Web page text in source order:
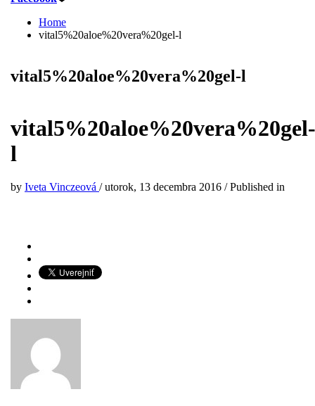
Home
vital5%20aloe%20vera%20gel-l
vital5%20aloe%20vera%20gel-l
vital5%20aloe%20vera%20gel-
l
by Iveta Vinczeová /utorok, 13 decembra 2016 /Published in